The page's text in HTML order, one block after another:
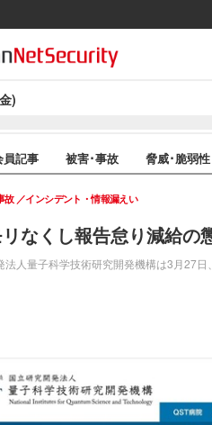
)
員記事 被害･事故 脅威･脆弱性
なくし報告怠り減給の
人量子科学技術研究開発機構は3月27日
故 インシデント・情報漏えい